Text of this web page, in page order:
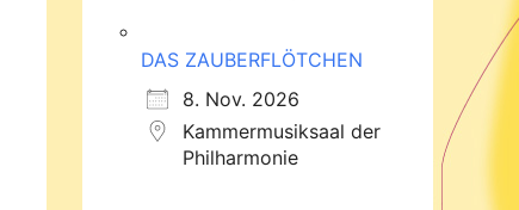
DAS ZAUBERFLÖTCHEN
8. Nov. 2026
Kammermusiksaal der
Philharmonie